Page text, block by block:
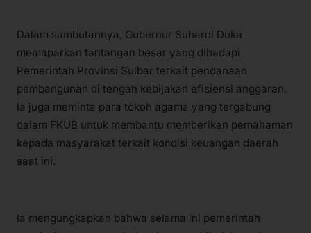
Dalam sambutannya, Gubernur Suhardi Duka
memaparkan tantangan besar yang dihadapi
Pemerintah Provinsi Sulbar terkait pendanaan
pembangunan di tengah kebijakan efisiensi anggaran.
Ia juga meminta para tokoh agama yang tergabung
dalam FKUB untuk membantu memberikan pemahaman
kepada masyarakat terkait kondisi keuangan daerah
saat ini.
Ia mengungkapkan bahwa selama ini pemerintah